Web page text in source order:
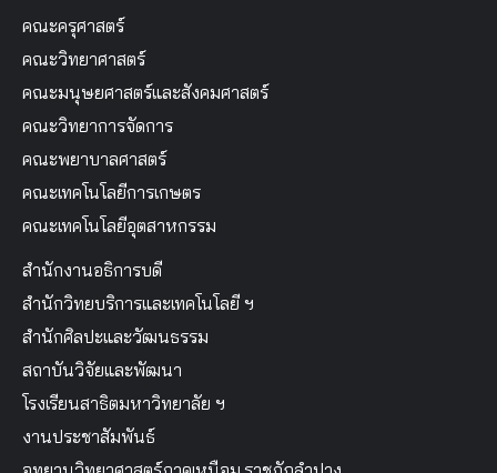
คณะครุศาสตร์
คณะวิทยาศาสตร์
คณะมนุษยศาสตร์และสังคมศาสตร์
คณะวิทยาการจัดการ
คณะพยาบาลศาสตร์
คณะเทคโนโลยีการเกษตร
คณะเทคโนโลยีอุตสาหกรรม
สำนักงานอธิการบดี
สำนักวิทยบริการและเทคโนโลยี ฯ
สำนักศิลปะและวัฒนธรรม
สถาบันวิจัยและพัฒนา
โรงเรียนสาธิตมหาวิทยาลัย ฯ
งานประชาสัมพันธ์